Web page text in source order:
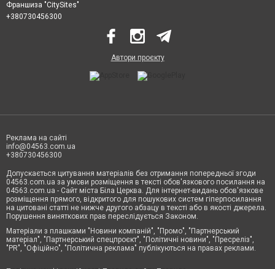
Франшиза "CitySites"
+380730456300
Автори проєкту
Реклама на сайті
info@04563.com.ua
+380730456300
Допускається цитування матеріалів без отримання попередньої згоди
04563.com.ua за умови розміщення в тексті обов'язкового посилання на
04563.com.ua - Сайт міста Біла Церква. Для інтернет-видань обов'язкове
розміщення прямого, відкритого для пошукових систем гіперпосилання
на цитовані статті не нижче другого абзацу в тексті або в якості джерела.
Порушення виняткових прав переслідується Законом.
Матеріали з плашками "Новини компаній", "Промо", "Партнерський
матеріал", "Партнерський спецпроєкт", "Політичні новини", "Пресреліз",
"PR", "Офіційно", "Політична реклама" публікуються на правах реклами.